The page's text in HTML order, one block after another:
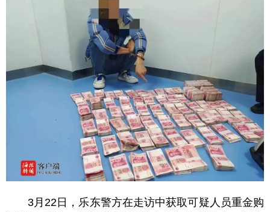
3月22日，乐东警方在走访中获取可疑人员重金购